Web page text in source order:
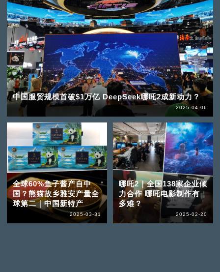
中国服贸规模首破$1万亿 DeepSeek哪吒2成新动力？
2025-04-06
全球60%鱼子酱产自中
国？熊猫故乡雅安产量全
球第二｜中国新特产
2025-03-31
哪吒2｜全国138家企业倾
力合作 哪吒电影制作有
多难？
2025-02-20